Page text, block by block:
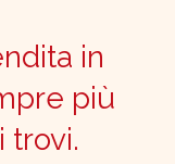
in
più
trovi.